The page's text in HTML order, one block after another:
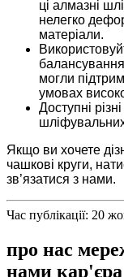
ці алмазні
нелегко
матеріали.
могли
умовах
Доступні
Якщо ви хочете
чашкові круги,
зв’язатися з нами.
Час публікації: 20
про нас
нами кар'єра